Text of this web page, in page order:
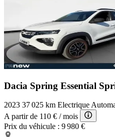
Dacia Spring Essential
2023 37 025 km Electrique
A partir de 110 € / mois
Prix du véhicule : 9 980 €